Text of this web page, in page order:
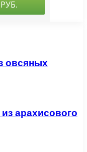
овсяных
арахисового